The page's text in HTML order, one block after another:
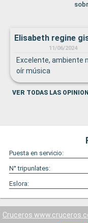
Elisabeth regine
11/06/2024
Excelente, ambiente
oír música
VER TODAS LAS
Puesta en servicio:
N° tripunlates:
Eslora:
Cruceros